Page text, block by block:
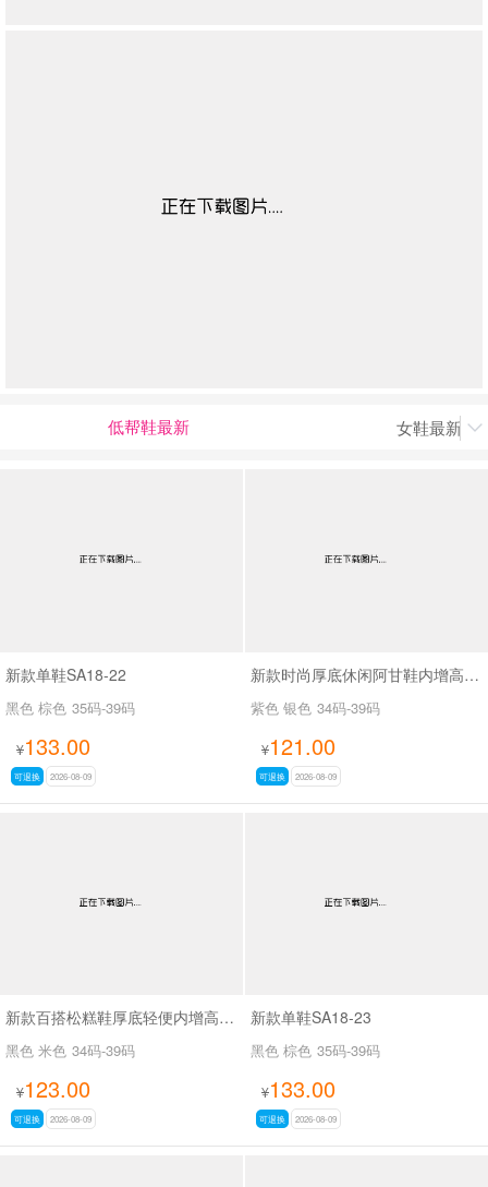
低帮鞋最新 女鞋最新上

新款单鞋SA18-22
黑色 棕色 35码-39码
¥133.00
可退换 2026-08-09
新款时尚厚底休闲阿甘鞋内增高休闲鞋 SA2165
紫色 银色 34码-39码
¥121.00
可退换 2026-08-09
新款百搭松糕鞋厚底轻便内增高休闲鞋SA2168
黑色 米色 34码-39码
¥123.00
可退换 2026-08-09
新款单鞋SA18-23
黑色 棕色 35码-39码
¥133.00
可退换 2026-08-09